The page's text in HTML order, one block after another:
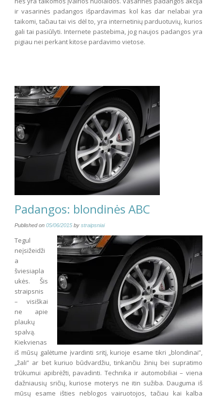
ir vasarinės padangos išpardavimas kol kas dar nelabai yra
taikomi, tačiau tai vis dėl to, yra internetinių parduotuvių, kurios
gali tai pasiūlyti. Internete pastebima, jog naujos padangos yra
pigiau nei perkant kitose pardavimo vietose.
Padangos: blondinės ABC
Published on 05/06/2015 by straipsniai
Tegul
neįsižeidži
a
šviesiapla
ukės. Šis
straipsnis
– visiškai
ne apie
plaukų
spalvą.
Kiekvienas
iš mūsų galėtume įvardinti sritį, kurioje esame tikri „blondinai”,
„žali” ar bet kuriuo būdvardžiu, tinkančiu žinių bei supratimo
trūkumui apibrėžti, pavadinti. Technika ir automobiliai – viena
dažniausių sričių, kuriose moterys ne itin sužiba. Dauguma iš
mūsų esame išties neblogos vairuotojos, tačiau kai kalba